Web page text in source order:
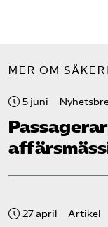
MER OM
5 juni
27 april Artikel